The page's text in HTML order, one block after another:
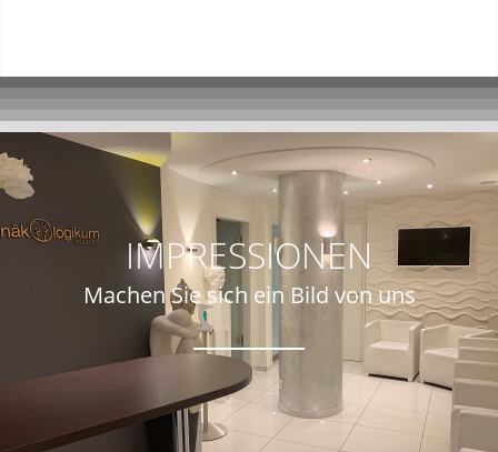
IMPRESSIONEN
Machen Sie sich ein Bild von uns